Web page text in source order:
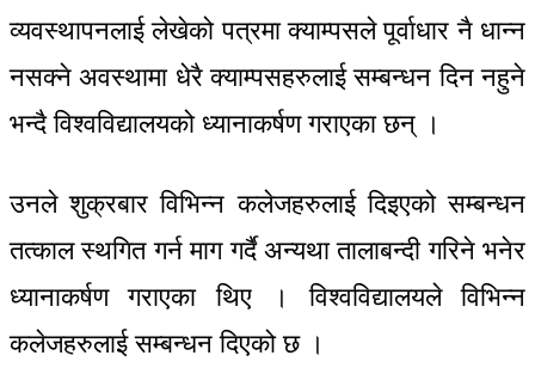
व्यवस्थापनलाई लेखेको पत्रमा क्याम्पसले पूर्वाधार नै धान्न
नसक्ने अवस्थामा धेरै क्याम्पसहरुलाई सम्बन्धन दिन नहुने
भन्दै विश्वविद्यालयको ध्यानाकर्षण गराएका छन् ।
उनले शुक्रबार विभिन्न कलेजहरुलाई दिइएको सम्बन्धन
तत्काल स्थगित गर्न माग गर्दै अन्यथा तालाबन्दी गरिने भनेर
ध्यानाकर्षण गराएका थिए । विश्वविद्यालयले विभिन्न
कलेजहरुलाई सम्बन्धन दिएको छ ।